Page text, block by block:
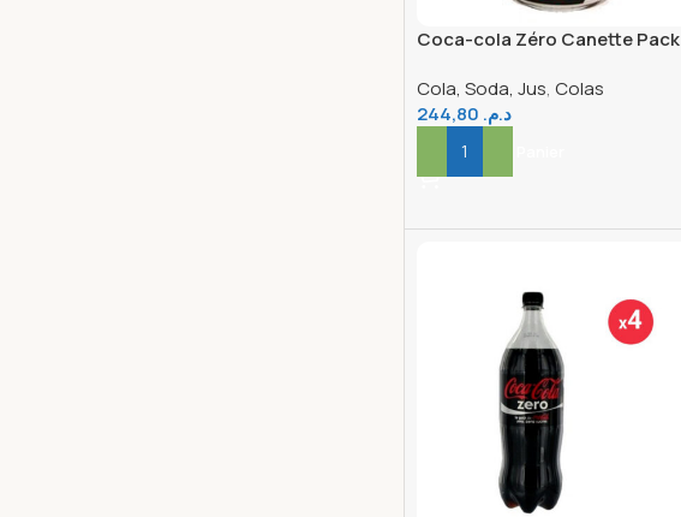
Coca-cola Zéro Canette Pack
Cola, Soda, Jus, Colas
د.م.
Ajouter Au Panier